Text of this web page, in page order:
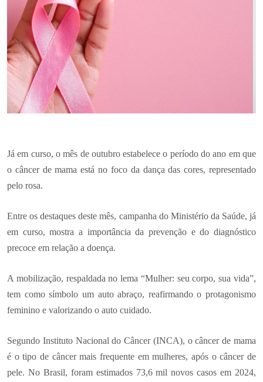
Já em curso, o mês de outubro estabelece o período do ano em que
o câncer de mama está no foco da dança das cores, representado
pelo rosa.
Entre os destaques deste mês, campanha do Ministério da Saúde, já
em curso, mostra a importância da prevenção e do diagnóstico
precoce em relação a doença.
A mobilização, respaldada no lema “Mulher: seu corpo, sua vida”,
tem como símbolo um auto abraço, reafirmando o protagonismo
feminino e valorizando o auto cuidado.
Segundo Instituto Nacional do Câncer (INCA), o câncer de mama
é o tipo de câncer mais frequente em mulheres, após o câncer de
pele. No Brasil, foram estimados 73,6 mil novos casos em 2024,